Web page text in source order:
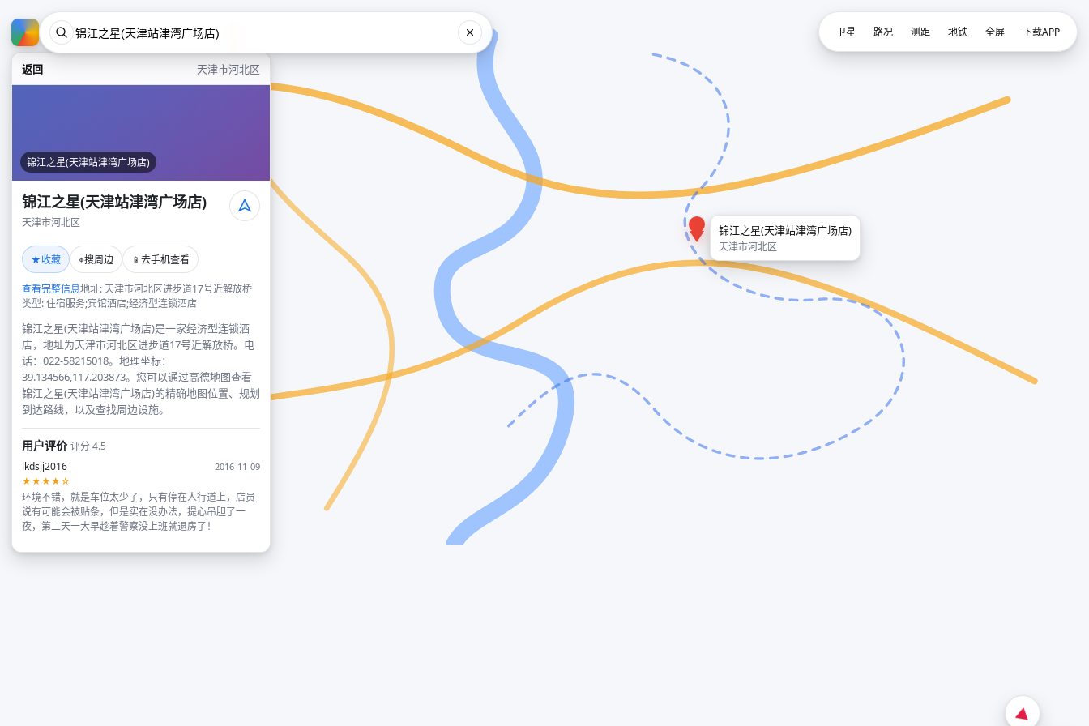
返回 天津市河北区
锦江之星(天津站津湾广场店)
锦江之星(天津站津湾广场店)
天津市河北区
★收藏 ⌖搜周边 📱 去手机查看
查看完整信息地址: 天津市河北区进步道17号近解放桥
类型: 住宿服务;宾馆酒店;经济型连锁酒店
锦江之星(天津站津湾广场店)是一家经济型连锁酒
店，地址为天津市河北区进步道17号近解放桥。电
话：022-58215018。地理坐标：
39.134566,117.203873。您可以通过高德地图查看
锦江之星(天津站津湾广场店)的精确地图位置、规划
到达路线，以及查找周边设施。
用户评价评分 4.5
lkdsjj2016
2016-11-09
★★★★☆
环境不错，就是车位太少了，只有停在人行道上，店员
说有可能会被贴条，但是实在没办法，提心吊胆了一
夜，第二天一大早趁着警察没上班就退房了！
锦江之星(天津站津湾广场店)
天津市河北区
卫星 路况 测距 地铁 全屏 下载APP